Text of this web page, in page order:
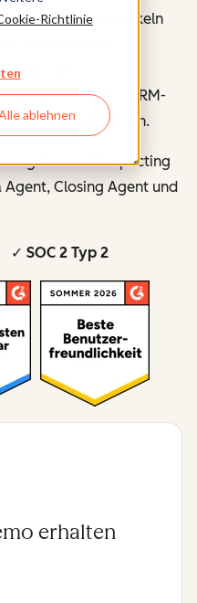
Richtlinie
ablehnen
– oder entwickeln
Unternehmen
oder
werden von Ihren CRM-
die wirklich zählen.
gehören Prospecting
Closing Agent und
SOC 2 Typ 2
erhalten